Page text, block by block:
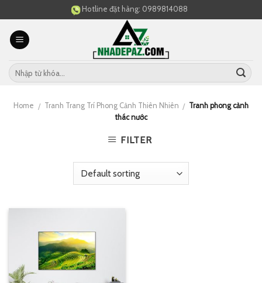
to
content
Hotline đặt hàng: 0989814088
Home / Tranh Trang Trí Phong Cảnh Thiên Nhiên / Tranh phong cảnh
thác nước
FILTER